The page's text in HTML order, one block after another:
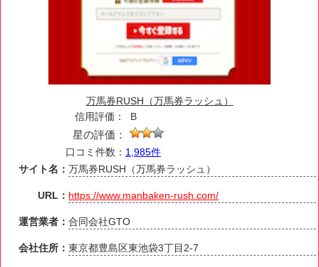
万馬券RUSH（万馬券ラッシュ）
信用評価：
B
星の評価：
口コミ件数： 1,985件
サイト名：万馬券RUSH（万馬券ラッシュ）
URL： https://www.manbaken-rush.com/
運営業者：合同会社GTO
会社住所：東京都豊島区東池袋3丁目2-7